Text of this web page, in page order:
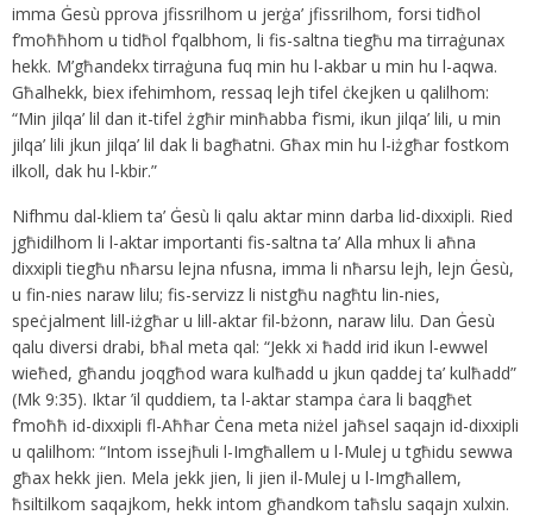
imma Ġesù pprova jfissrilhom u jerġa’ jfissrilhom, forsi tidħol
f’moħħhom u tidħol f’qalbhom, li fis-saltna tiegħu ma tirraġunax
hekk. M’għandekx tirraġuna fuq min hu l-akbar u min hu l-aqwa.
Għalhekk, biex ifehimhom, ressaq lejh tifel ċkejken u qalilhom:
“Min jilqa’ lil dan it-tifel żgħir minħabba f’ismi, ikun jilqa’ lili, u min
jilqa’ lili jkun jilqa’ lil dak li bagħatni. Għax min hu l-iżgħar fostkom
ilkoll, dak hu l-kbir.”
Nifhmu dal-kliem ta’ Ġesù li qalu aktar minn darba lid-dixxipli. Ried
jgħidilhom li l-aktar importanti fis-saltna ta’ Alla mhux li aħna
dixxipli tiegħu nħarsu lejna nfusna, imma li nħarsu lejh, lejn Ġesù,
u fin-nies naraw lilu; fis-servizz li nistgħu nagħtu lin-nies,
speċjalment lill-iżgħar u lill-aktar fil-bżonn, naraw lilu. Dan Ġesù
qalu diversi drabi, bħal meta qal: “Jekk xi ħadd irid ikun l-ewwel
wieħed, għandu joqgħod wara kulħadd u jkun qaddej ta’ kulħadd”
(Mk 9:35). Iktar ’il quddiem, ta l-aktar stampa ċara li baqgħet
f’moħħ id-dixxipli fl-Aħħar Ċena meta niżel jaħsel saqajn id-dixxipli
u qalilhom: “Intom issejħuli l-Imgħallem u l-Mulej u tgħidu sewwa
għax hekk jien. Mela jekk jien, li jien il-Mulej u l-Imgħallem,
ħsiltilkom saqajkom, hekk intom għandkom taħslu saqajn xulxin.